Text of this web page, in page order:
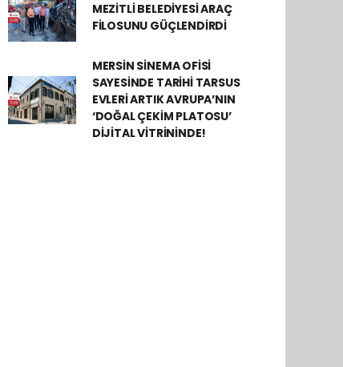
MEZİTLİ BELEDİYESİ ARAÇ
FİLOSUNU GÜÇLENDİRDİ
MERSİN SİNEMA OFİSİ
SAYESİNDE TARİHİ TARSUS
EVLERİ ARTIK AVRUPA’NIN
‘DOĞAL ÇEKİM PLATOSU’
DİJİTAL VİTRİNİNDE!